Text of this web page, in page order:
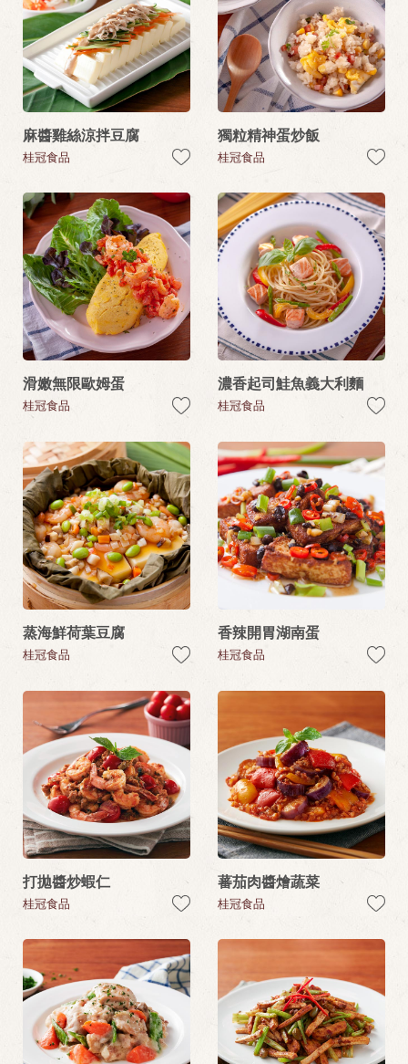
麻醬雞絲涼拌豆腐
桂冠食品
獨粒精神蛋炒飯
桂冠食品
滑嫩無限歐姆蛋
桂冠食品
濃香起司鮭魚義大利麵
桂冠食品
蒸海鮮荷葉豆腐
桂冠食品
香辣開胃湖南蛋
桂冠食品
打拋醬炒蝦仁
桂冠食品
蕃茄肉醬燴蔬菜
桂冠食品